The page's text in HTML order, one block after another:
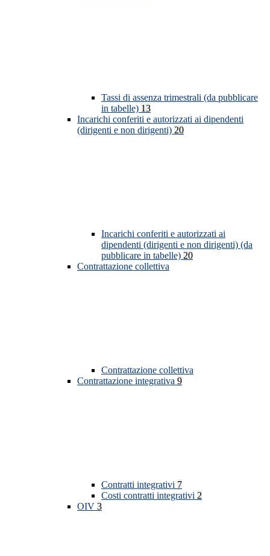
Tassi di assenza trimestrali (da pubblicare
in tabelle) 13
Incarichi conferiti e autorizzati ai dipendenti
(dirigenti e non dirigenti) 20
Incarichi conferiti e autorizzati ai
dipendenti (dirigenti e non dirigenti) (da
pubblicare in tabelle) 20
Contrattazione collettiva
Contrattazione collettiva
Contrattazione integrativa 9
Contratti integrativi 7
Costi contratti integrativi 2
OIV 3